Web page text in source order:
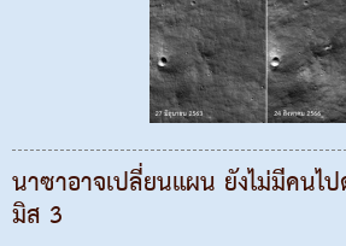
นาซาอาจเปลี่ยนแผน ยังไม่มีคนไ
มิส 3